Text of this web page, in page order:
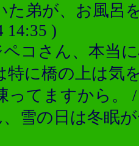
た弟が、お風呂
14:35 )
コさん、本当
特に橋の上は気
ってますから。
雪の日は冬眠